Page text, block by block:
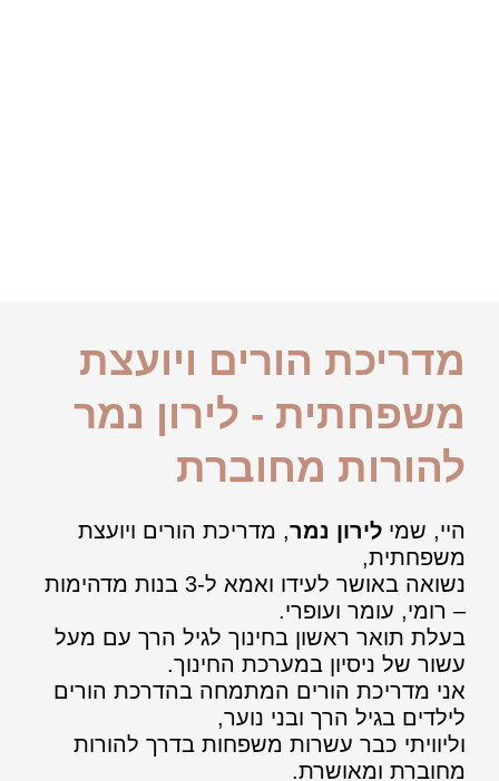
מדריכת הורים ויועצת
משפחתית - לירון נמר
להורות מחוברת
היי, שמי לירון נמר, מדריכת הורים ויועצת
משפחתית,
נשואה באושר לעידו ואמא ל-3 בנות מדהימות
– רומי, עומר ועופרי.
בעלת תואר ראשון בחינוך לגיל הרך עם מעל
עשור של ניסיון במערכת החינוך.
אני מדריכת הורים המתמחה בהדרכת הורים
לילדים בגיל הרך ובני נוער,
וליוויתי כבר עשרות משפחות בדרך להורות
מחוברת ומאושרת.